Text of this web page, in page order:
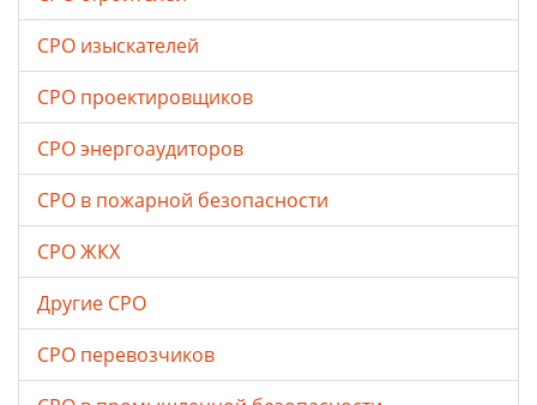
СРО изыскателей
СРО проектировщиков
СРО энергоаудиторов
СРО в пожарной безопасности
СРО ЖКХ
Другие СРО
СРО перевозчиков